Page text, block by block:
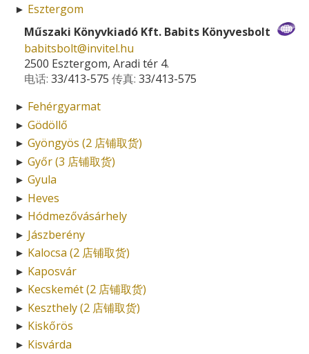
► Esztergom
Műszaki Könyvkiadó Kft. Babits Könyvesbolt
babitsbolt­@­invitel.hu
2500 Esztergom, Aradi tér 4.
电话: 33/413-575 传真: 33/413-575
► Fehérgyarmat
► Gödöllő
► Gyöngyös (2 店铺取货)
► Győr (3 店铺取货)
► Gyula
► Heves
► Hódmezővásárhely
► Jászberény
► Kalocsa (2 店铺取货)
► Kaposvár
► Kecskemét (2 店铺取货)
► Keszthely (2 店铺取货)
► Kiskőrös
► Kisvárda